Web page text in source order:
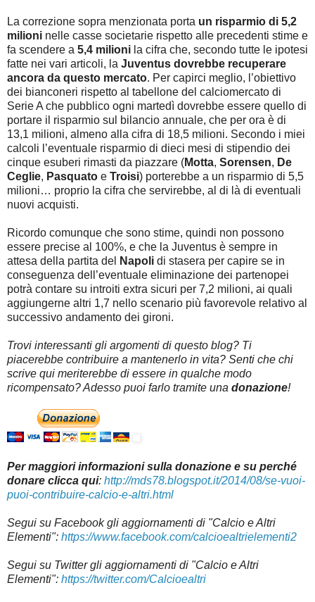
La correzione sopra menzionata porta un risparmio di 5,2
milioni nelle casse societarie rispetto alle precedenti stime e
fa scendere a 5,4 milioni la cifra che, secondo tutte le ipotesi
fatte nei vari articoli, la Juventus dovrebbe recuperare
ancora da questo mercato. Per capirci meglio, l’obiettivo
dei bianconeri rispetto al tabellone del calciomercato di
Serie A che pubblico ogni martedì dovrebbe essere quello di
portare il risparmio sul bilancio annuale, che per ora è di
13,1 milioni, almeno alla cifra di 18,5 milioni. Secondo i miei
calcoli l’eventuale risparmio di dieci mesi di stipendio dei
cinque esuberi rimasti da piazzare (Motta, Sorensen, De
Ceglie, Pasquato e Troisi) porterebbe a un risparmio di 5,5
milioni… proprio la cifra che servirebbe, al di là di eventuali
nuovi acquisti.
Ricordo comunque che sono stime, quindi non possono
essere precise al 100%, e che la Juventus è sempre in
attesa della partita del
Napoli di stasera per capire se in
conseguenza dell’eventuale eliminazione dei partenopei
potrà contare su introiti extra sicuri per 7,2 milioni, ai quali
aggiungerne altri 1,7 nello scenario più favorevole relativo al
successivo andamento dei gironi.
Trovi interessanti gli argomenti di questo blog? Ti
piacerebbe contribuire a mantenerlo in vita? Senti che chi
scrive qui meriterebbe di essere in qualche modo
ricompensato? Adesso puoi farlo tramite una donazione!
Per maggiori informazioni sulla donazione e su perché
donare clicca qui: http://mds78.blogspot.it/2014/08/se-vuoi-
puoi-contribuire-calcio-e-altri.html
Segui su Facebook gli aggiornamenti di "Calcio e Altri
Elementi": https://www.facebook.com/calcioealtrielementi2
Segui su Twitter gli aggiornamenti di "Calcio e Altri
Elementi": https://twitter.com/Calcioealtri